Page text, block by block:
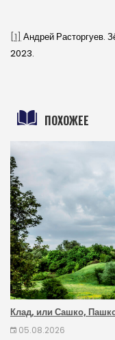
[1] Андрей Расторгуев.
2023.
ПОХОЖЕЕ
Клад, или Сашко,
05.08.2026